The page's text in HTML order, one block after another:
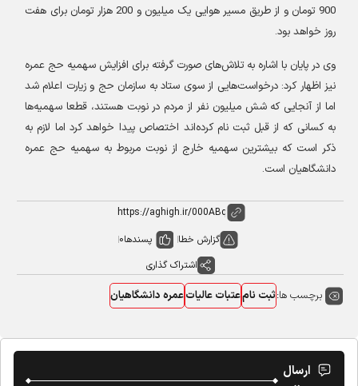
900 تومان و از طریق مسیر هوایی یک میلیون و 200 هزار تومان برای هفت
روز خواهد بود.
وی در پایان با اشاره به تلاش‌های صورت گرفته برای افزایش سهمیه حج عمره
نیز اظهار کرد: درخواست‌هایی از سوی ستاد به سازمان حج و زیارت اعلام شد
اما از آنجایی که شش میلیون نفر از مردم در نوبت هستند، قطعا سهمیه‌ها
به کسانی که از قبل ثبت نام کرده‌اند اختصاص پیدا خواهد کرد اما لازم به
ذکر است که بیشترین سهمیه خارج از نوبت مربوط به سهمیه حج عمره
دانشگاهیان است.
گزارش خطا پسندها0
اشتراک گذاری
برچسب ها:ثبت نامعتبات عالیاتعمره دانشگاهیان
ارسال